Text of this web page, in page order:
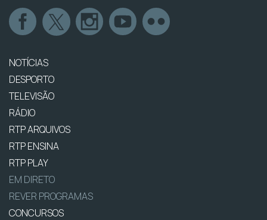
NOTÍCIAS
DESPORTO
TELEVISÃO
RÁDIO
RTP ARQUIVOS
RTP ENSINA
RTP PLAY
EM DIRETO
REVER PROGRAMAS
CONCURSOS